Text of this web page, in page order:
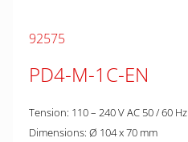
92575
PD4-M-1C-EN
Tension: 110 – 240 V AC 50 / 60 Hz
Dimensions: Ø 104 x 70 mm